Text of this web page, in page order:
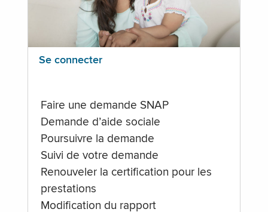
Se connecter
Faire une demande SNAP
Demande d’aide sociale
Poursuivre la demande
Suivi de votre demande
Renouveler la certification pour les
prestations
Modification du rapport